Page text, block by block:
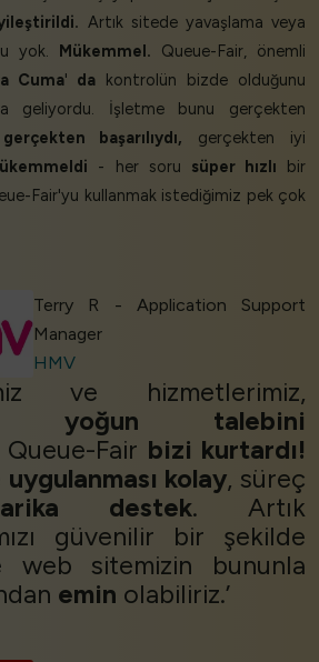
Artık sitede yavaşlama veya
yok.
Mükemmel. Queue-Fair, önemli
Cuma' da kontrolün bizde olduğunu
geliyordu. İşletme bunu gerçekten
gerçekten başarılıydı, gerçekten iyi
- her soru süper hızlı bir
Fair'yu kullanmak istediğimiz pek çok
Terry R - Application Support
Manager
HMV
ve hizmetlerimiz,
yoğun talebini
Queue-Fair bizi kurtardı!
uygulanması kolay, süreç
destek. Artık
güvenilir bir şekilde
web sitemizin bununla
emin olabiliriz.’